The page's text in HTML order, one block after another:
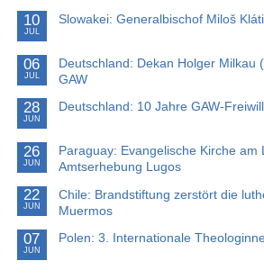
10
JUL
Slowakei: Generalbischof Miloš
06
JUL
Deutschland: Dekan Holger Milkau
GAW
28
JUN
Deutschland: 10 Jahre GAW-
26
JUN
Paraguay: Evangelische Kirche am
Amtserhebung Lugos
22
JUN
Chile: Brandstiftung zerstört die
Muermos
07
JUN
Polen: 3. Internationale